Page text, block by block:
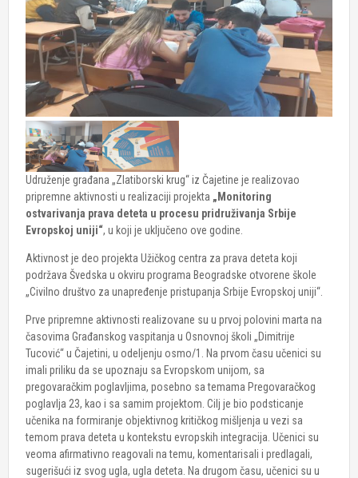
Udruženje građana „Zlatiborski krug“ iz Čajetine je realizovao
pripremne aktivnosti u realizaciji projekta „Monitoring
ostvarivanja prava deteta u procesu pridruživanja Srbije
Evropskoj uniji“, u koji je uključeno ove godine.
Aktivnost je deo projekta Užičkog centra za prava deteta koji
podržava Švedska u okviru programa Beogradske otvorene škole
„Civilno društvo za unapređenje pristupanja Srbije Evropskoj uniji“.
Prve pripremne aktivnosti realizovane su u prvoj polovini marta na
časovima Građanskog vaspitanja u Osnovnoj školi „Dimitrije
Tucović“ u Čajetini, u odeljenju osmo/1. Na prvom času učenici su
imali priliku da se upoznaju sa Evropskom unijom, sa
pregovaračkim poglavljima, posebno sa temama Pregovaračkog
poglavlja 23, kao i sa samim projektom. Cilj je bio podsticanje
učenika na formiranje objektivnog kritičkog mišljenja u vezi sa
temom prava deteta u kontekstu evropskih integracija. Učenici su
veoma afirmativno reagovali na temu, komentarisali i predlagali,
sugerišući iz svog ugla, ugla deteta. Na drugom času, učenici su u